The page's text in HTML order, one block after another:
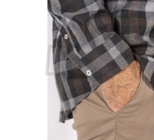
Kirjaudu
Ostoskori on tyhjä.
Takaisin kauppaan
Etsi: